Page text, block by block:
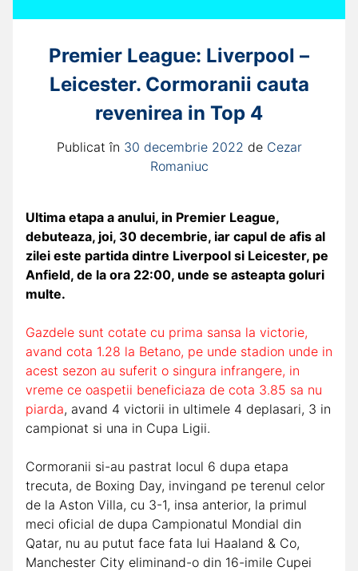
Premier League: Liverpool –
Leicester. Cormoranii cauta
revenirea in Top 4
Publicat în 30 decembrie 2022 de Cezar
Romaniuc
Ultima etapa a anului, in Premier League,
debuteaza, joi, 30 decembrie, iar capul de afis al
zilei este partida dintre Liverpool si Leicester, pe
Anfield, de la ora 22:00, unde se asteapta goluri
multe.
Gazdele sunt cotate cu prima sansa la victorie,
avand cota 1.28 la Betano, pe unde stadion unde in
acest sezon au suferit o singura infrangere, in
vreme ce oaspetii beneficiaza de cota 3.85 sa nu
piarda, avand 4 victorii in ultimele 4 deplasari, 3 in
campionat si una in Cupa Ligii.
Cormoranii si-au pastrat locul 6 dupa etapa
trecuta, de Boxing Day, invingand pe terenul celor
de la Aston Villa, cu 3-1, insa anterior, la primul
meci oficial de dupa Campionatul Mondial din
Qatar, nu au putut face fata lui Haaland & Co,
Manchester City eliminand-o din 16-imile Cupei